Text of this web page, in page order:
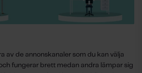
av de annonskanaler som du kan välja
fungerar brett medan andra lämpar sig